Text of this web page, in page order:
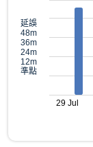
延誤
48m
36m
24m
12m
準點
29 Jul